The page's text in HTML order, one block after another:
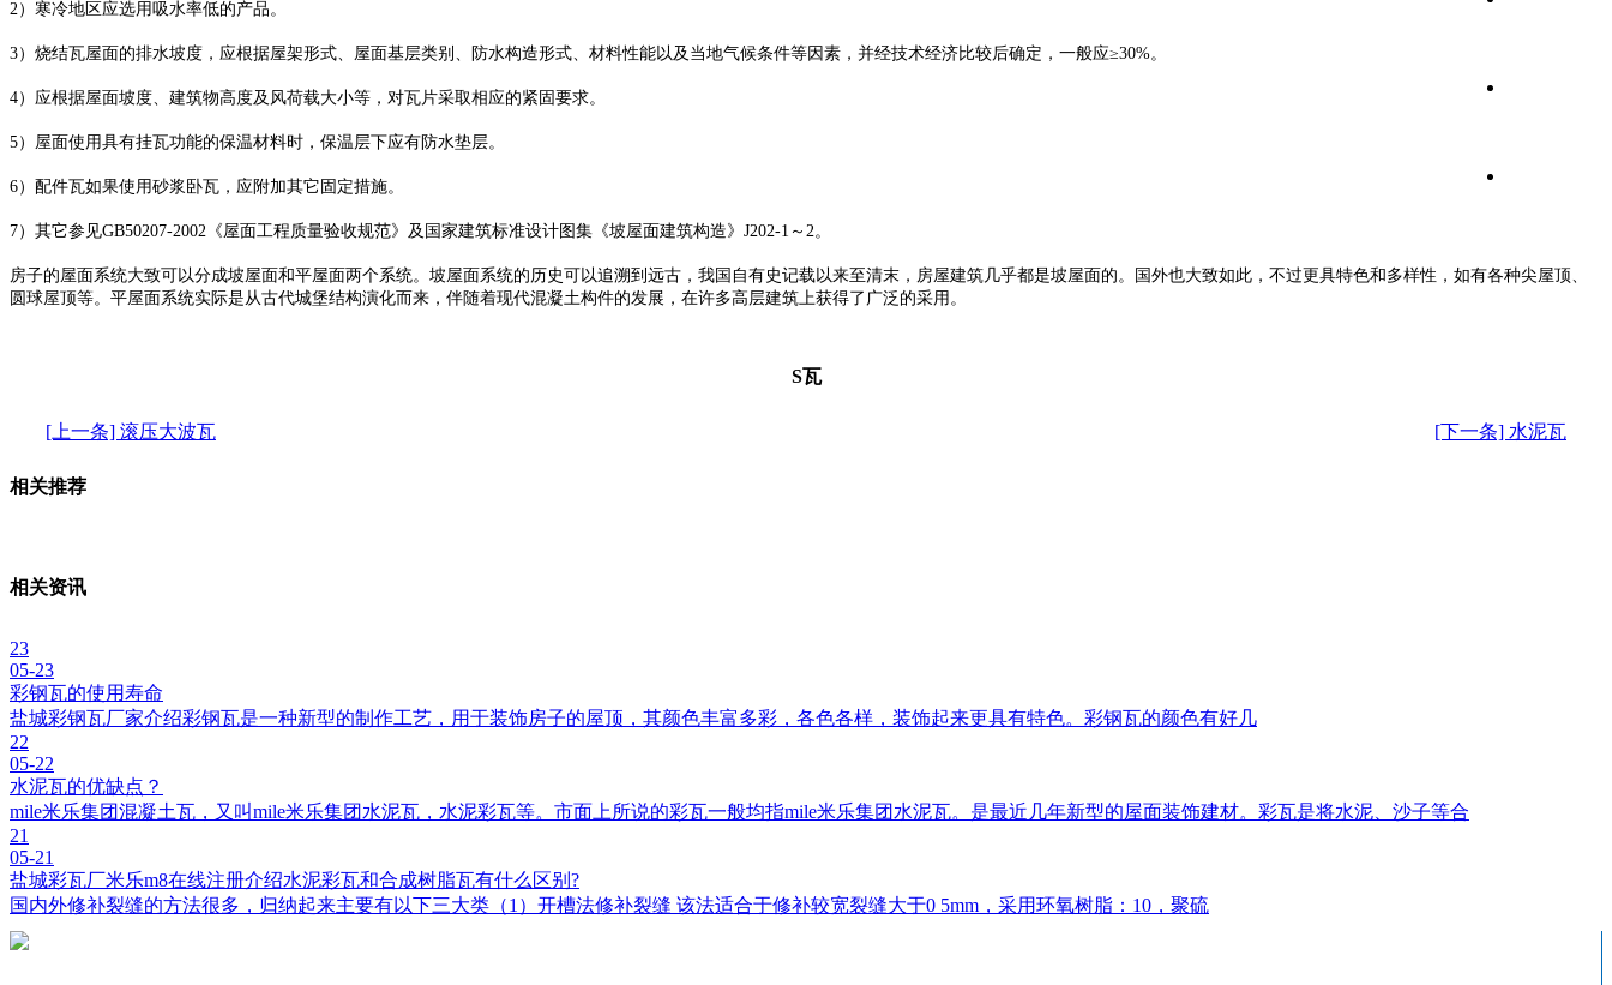
2）寒冷地区应选用吸水率低的产品。
3）烧结瓦屋面的排水坡度，应根据屋架形式、屋面基层类别、防水构造形式、材料性能以及当地气候条件等因素，并经技术经济比较后确定，一般应≥30%。
4）应根据屋面坡度、建筑物高度及风荷载大小等，对瓦片采取相应的紧固要求。
5）屋面使用具有挂瓦功能的保温材料时，保温层下应有防水垫层。
6）配件瓦如果使用砂浆卧瓦，应附加其它固定措施。
7）其它参见GB50207-2002《屋面工程质量验收规范》及国家建筑标准设计图集《坡屋面建筑构造》J202-1～2。
房子的屋面系统大致可以分成坡屋面和平屋面两个系统。坡屋面系统的历史可以追溯到远古，我国自有史记载以来至清末，房屋建筑几乎都是坡屋面的。国外也大致如此，不过更具特色和多样性，如有各种尖屋顶、
圆球屋顶等。平屋面系统实际是从古代城堡结构演化而来，伴随着现代混凝土构件的发展，在许多高层建筑上获得了广泛的采用。
S瓦
[上一条] 滚压大波瓦 [下一条] 水泥瓦
相关推荐
相关资讯
23
05-23
彩钢瓦的使用寿命
盐城彩钢瓦厂家介绍彩钢瓦是一种新型的制作工艺，用于装饰房子的屋顶，其颜色丰富多彩，各色各样，装饰起来更具有特色。彩钢瓦的颜色有好几
22
05-22
水泥瓦的优缺点？
mile米乐集团混凝土瓦，又叫mile米乐集团水泥瓦，水泥彩瓦等。市面上所说的彩瓦一般均指mile米乐集团水泥瓦。是最近几年新型的屋面装饰建材。彩瓦是将水泥、沙子等合
21
05-21
盐城彩瓦厂米乐m8在线注册介绍水泥彩瓦和合成树脂瓦有什么区别?
国内外修补裂缝的方法很多，归纳起来主要有以下三大类（1）开槽法修补裂缝 该法适合于修补较宽裂缝大于0 5mm，采用环氧树脂：10，聚硫